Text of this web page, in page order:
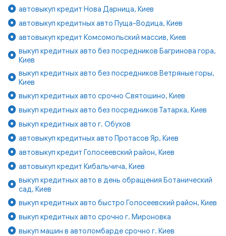
автовыкуп кредит Нова Дарница, Киев
автовыкуп кредитных авто Пуща-Водица, Киев
автовыкуп кредит Комсомольский массив, Киев
выкуп кредитных авто без посредников Багринова гора,
Киев
выкуп кредитных авто без посредников Ветряные горы,
Киев
выкуп кредитных авто срочно Святошино, Киев
выкуп кредитных авто без посредников Татарка, Киев
выкуп кредитных авто г. Обухов
автовыкуп кредитных авто Протасов Яр, Киев
автовыкуп кредит Голосеевский район, Киев
автовыкуп кредит Кибальчича, Киев
выкуп кредитных авто в день обращения Ботанический
сад, Киев
выкуп кредитных авто быстро Голосеевский район, Киев
выкуп кредитных авто срочно г. Мироновка
выкуп машин в автоломбарде срочно г. Киев